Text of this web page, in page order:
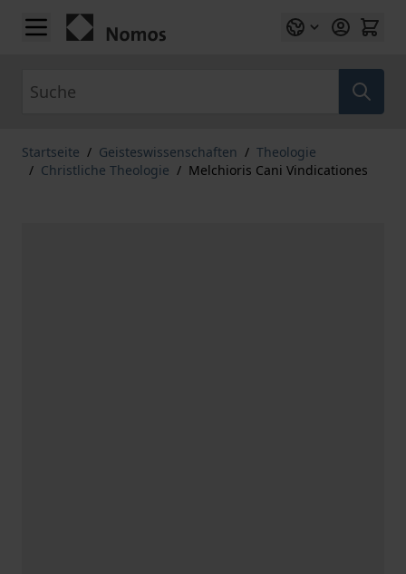
Zum Inhalt springen
Startseite / Geisteswissenschaften / Theologie
/ Christliche Theologie / Melchioris Cani Vindicationes